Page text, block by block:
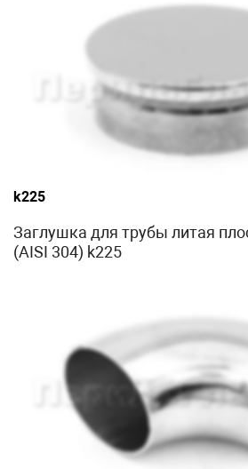
k225
Заглушка для трубы литая
(AISI 304) k225